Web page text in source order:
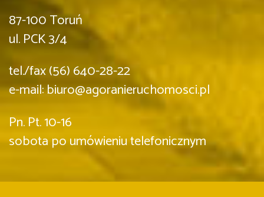
87-100 Toruń
ul. PCK 3/4
tel./fax (56) 640-28-22
e-mail: biuro@agoranieruchomosci.pl
Pn. Pt. 10-16
sobota po umówieniu telefonicznym